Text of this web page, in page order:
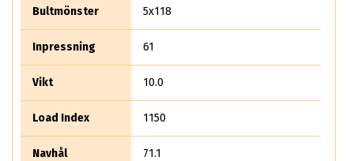
Bultmönster 5x118
Inpressning 61
Vikt 10.0
Load Index 1150
Navhål 71.1